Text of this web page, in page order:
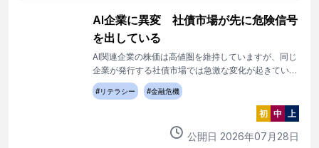
AI企業に異変 社債市場が先に危険信号
を出している
AI関連企業の株価は高値圏を維持していますが、同じ
企業が発行する社債市場では急激な変化が起きていま
す。株式市場がまだ気づいていないリスクを、社債市
場は先に織り込み始めています。その構造と、現時点
#リテラシー #金融危機
初 中 上
公開日 2026年07 月 28日